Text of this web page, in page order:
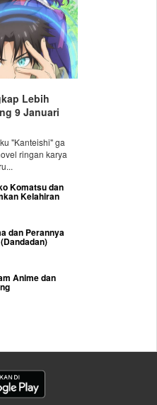
Lebih
9 Januari
"Kanteishi" ga
ringan karya
Komatsu dan
Kelahiran
dan Perannya
Anime dan